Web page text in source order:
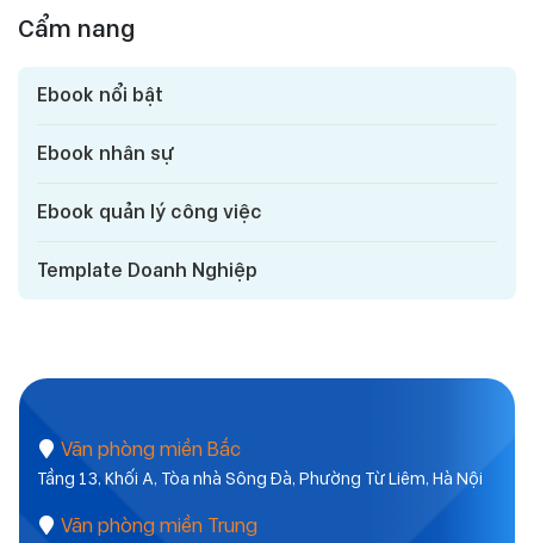
Tuyển
Cẩm nang
Ebook nổi bật
Ebook nhân sự
Ebook quản lý công việc
Template Doanh Nghiệp
Văn phòng miền Bắc
Tầng 13, Khối A, Tòa nhà Sông Đà, Phường Từ Liêm, Hà Nội
Văn phòng miền Trung